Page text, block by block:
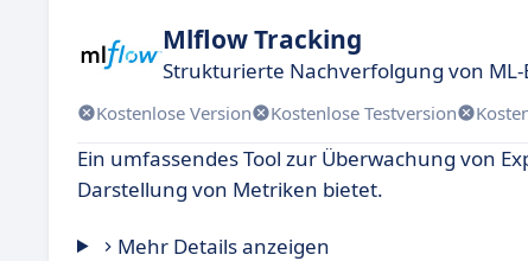
Mlflow Tracking
Strukturierte Nachverfolgung von
Kostenlose Version Kostenlose Testversion
Ein umfassendes Tool zur Überwachung von
Darstellung von Metriken bietet.
Mehr Details anzeigen